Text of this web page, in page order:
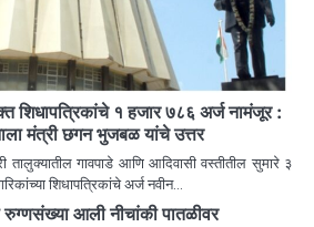
शिधापत्रिकांचे १ हजार ७८६ अर्ज नामंजूर :
मंत्री छगन भुजबळ यांचे उत्तर
तालुक्यातील गावपाडे आणि आदिवासी वस्तीतील सुमारे ३
शिधापत्रिकांचे अर्ज नवीन…
रुग्णसंख्या आली नीचांकी पातळीवर